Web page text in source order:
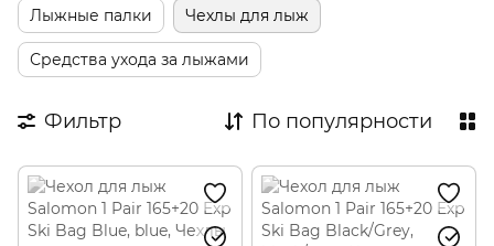
Лыжные палки Чехлы для лыж
Средства ухода за лыжами
Фильтр По популярности